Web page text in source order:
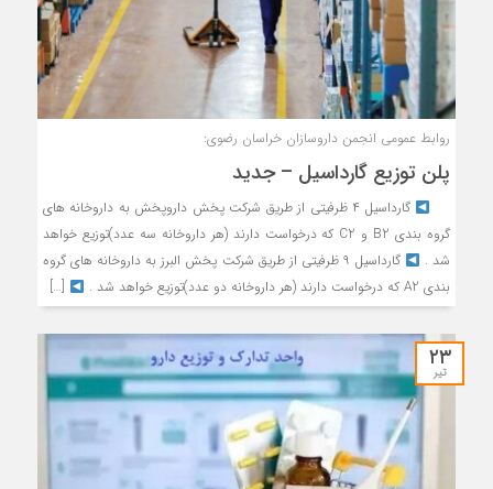
روابط عمومی انجمن داروسازان خراسان رضوی:
پلن توزیع گارداسیل – جدید
گارداسیل ۴ ظرفیتی از طریق شرکت پخش داروپخش به داروخانه های
گروه بندی B2 و C2 که درخواست دارند (هر داروخانه سه عدد)توزیع خواهد
شد .
گارداسیل ۹ ظرفیتی از طریق شرکت پخش البرز به داروخانه های گروه
بندی A2 که درخواست دارند (هر داروخانه دو عدد)توزیع خواهد شد .
[…]
۲۳
تیر